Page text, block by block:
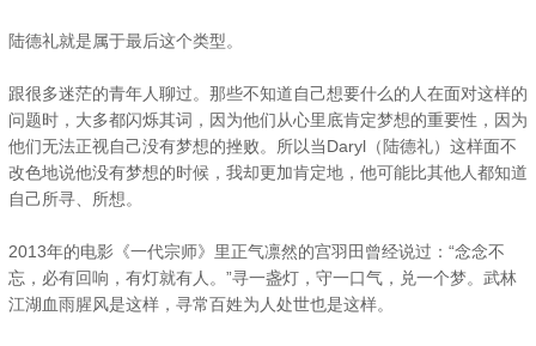
陆德礼就是属于最后这个类型。
跟很多迷茫的青年人聊过。那些不知道自己想要什么的人在面对这样的
问题时，大多都闪烁其词，因为他们从心里底肯定梦想的重要性，因为
他们无法正视自己没有梦想的挫败。所以当Daryl（陆德礼）这样面不
改色地说他没有梦想的时候，我却更加肯定地，他可能比其他人都知道
自己所寻、所想。
2013年的电影《一代宗师》里正气凛然的宫羽田曾经说过：“念念不
忘，必有回响，有灯就有人。”寻一盏灯，守一口气，兑一个梦。武林
江湖血雨腥风是这样，寻常百姓为人处世也是这样。